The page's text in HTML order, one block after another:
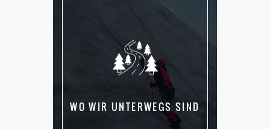
WO WIR UNTERWEGS SIND